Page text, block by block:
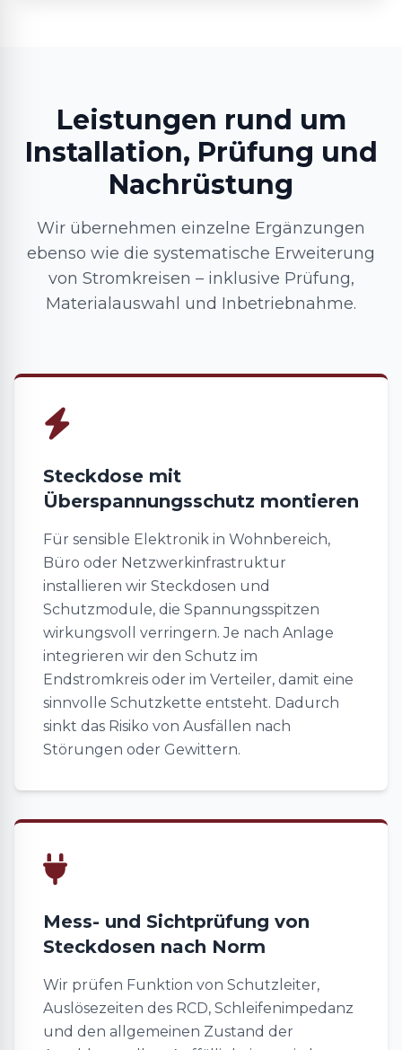
Leistungen rund um
Installation, Prüfung und
Nachrüstung
Wir übernehmen einzelne Ergänzungen
ebenso wie die systematische Erweiterung
von Stromkreisen – inklusive Prüfung,
Materialauswahl und Inbetriebnahme.
Steckdose mit
Überspannungsschutz montieren
Für sensible Elektronik in Wohnbereich,
Büro oder Netzwerkinfrastruktur
installieren wir Steckdosen und
Schutzmodule, die Spannungsspitzen
wirkungsvoll verringern. Je nach Anlage
integrieren wir den Schutz im
Endstromkreis oder im Verteiler, damit eine
sinnvolle Schutzkette entsteht. Dadurch
sinkt das Risiko von Ausfällen nach
Störungen oder Gewittern.
Mess- und Sichtprüfung von
Steckdosen nach Norm
Wir prüfen Funktion von Schutzleiter,
Auslösezeiten des RCD, Schleifenimpedanz
und den allgemeinen Zustand der